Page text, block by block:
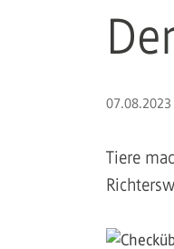
07.08.2023
Tiere